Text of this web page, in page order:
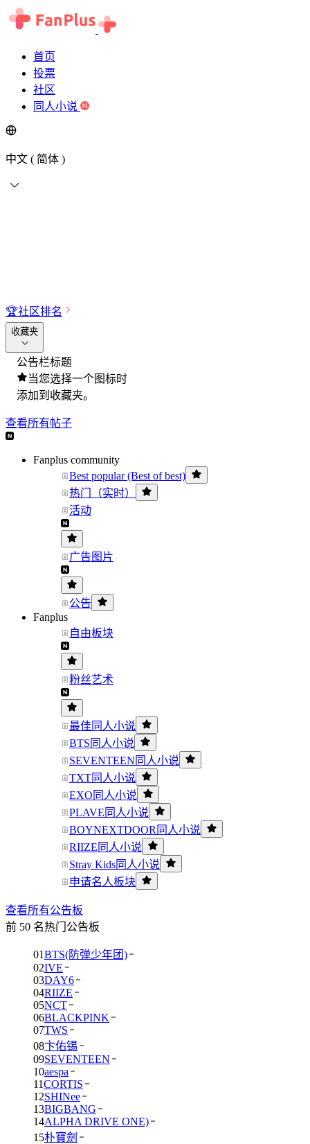
首页
投票
社区
同人小说
中文 ( 简体 )
🏆社区排名
收藏夹
公告栏标题
当您选择一个图标时
添加到收藏夹。
查看所有帖子
Fanplus community
Best popular (Best of best)
热门（实时）
活动
广告图片
公告
Fanplus
自由板块
粉丝艺术
最佳同人小说
BTS同人小说
SEVENTEEN同人小说
TXT同人小说
EXO同人小说
PLAVE同人小说
BOYNEXTDOOR同人小说
RIIZE同人小说
Stray Kids同人小说
申请名人板块
查看所有公告板
前 50 名热门公告板
01BTS(防弹少年团)
02IVE
03DAY6
04RIIZE
05NCT
06BLACKPINK
07TWS
08卞佑锡
09SEVENTEEN
10aespa
11CORTIS
12SHINee
13BIGBANG
14ALPHA DRIVE ONE)
15朴寶劍